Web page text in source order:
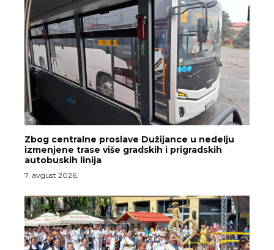
Zbog centralne proslave Dužijance u nedelju
izmenjene trase više gradskih i prigradskih
autobuskih linija
7. avgust 2026.